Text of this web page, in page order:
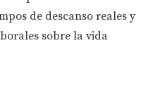
de descanso reales y
sobre la vida